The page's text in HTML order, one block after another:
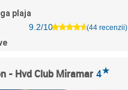
plaja
9.2/10
(44 recenzii)
- Hvd Club Miramar 4★